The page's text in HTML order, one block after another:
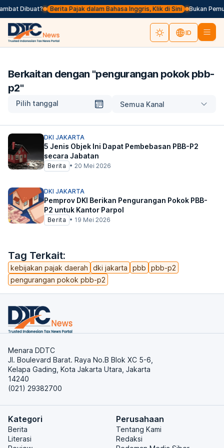
Dibuat? Berita Pajak dalam Bahasa Inggris, Klik di Sini Bukan
ID
Berkaitan dengan "pengurangan pokok pbb-
p2"
Pilih tanggal Semua Kanal
Tag Terkait:
kebijakan pajak daerah dki jakarta pbb
pbb-p2
pengurangan pokok pbb-p2
DKI JAKARTA
5 Jenis Objek Ini Dapat Pembebasan PBB-P2
secara Jabatan
Berita • 20 Mei 2026
DKI JAKARTA
Pemprov DKI Berikan Pengurangan Pokok PBB-
P2 untuk Kantor Parpol
Berita • 19 Mei 2026
Menara DDTC
Jl. Boulevard Barat. Raya No.B Blok XC 5-6,
Kelapa Gading, Kota Jakarta Utara, Jakarta
14240
(021) 29382700
Kategori
Berita
Literasi
Perusahaan
Tentang Kami
Redaksi